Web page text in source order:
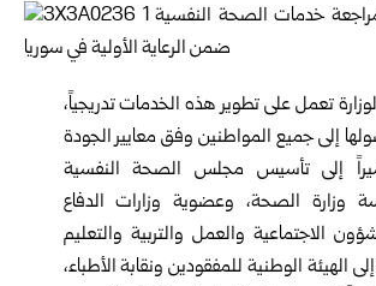
تعمل على تطوير هذه الخدمات تدريجياً،
إلى جميع المواطنين وفق معايير الجودة
إلى تأسيس مجلس الصحة النفسية
وزارة الصحة، وعضوية وزارات الدفاع
الاجتماعية والعمل والتربية والتعليم
الهيئة الوطنية للمفقودين ونقابة الأطباء،